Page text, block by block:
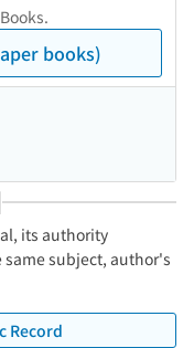
books)
its authority
subject, author's
Record